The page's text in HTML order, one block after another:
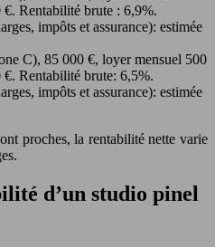
€. Rentabilité brute : 6,9%.
impôts et assurance): estimée
C), 85 000 €, loyer mensuel 500
€. Rentabilité brute: 6,5%.
impôts et assurance): estimée
proches, la rentabilité nette varie
d’un studio pinel